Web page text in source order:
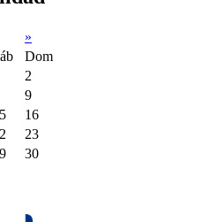
»
Dom
2
9
16
23
30